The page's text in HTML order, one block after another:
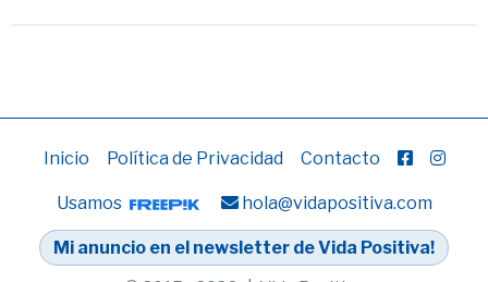
Inicio Política de Privacidad Contacto
Usamos hola@vidapositiva.com
Mi anuncio en el newsletter de Vida Positiva!